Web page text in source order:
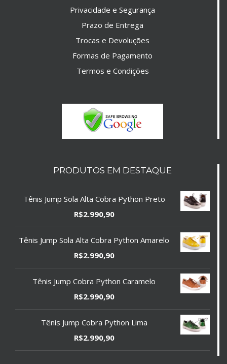
Privacidade e Segurança
Prazo de Entrega
Trocas e Devoluções
Formas de Pagamento
Termos e Condições
PRODUTOS EM DESTAQUE
Tênis Jump Sola Alta Cobra Python Preto
R$2.990,90
Tênis Jump Sola Alta Cobra Python Amarelo
R$2.990,90
Tênis Jump Cobra Python Caramelo
R$2.990,90
Tênis Jump Cobra Python Lima
R$2.990,90